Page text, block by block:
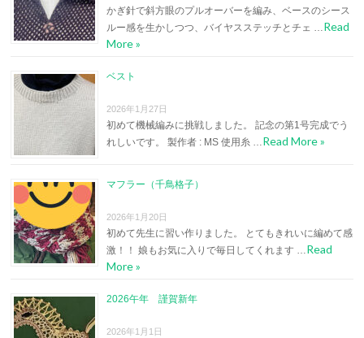
かぎ針で斜方眼のプルオーバーを編み、ベースのシース
ルー感を生かしつつ、バイヤスステッチとチェ … Read
More »
ベスト
2026年1月27日
初めて機械編みに挑戦しました。 記念の第1号完成でう
れしいです。 製作者 : MS 使用糸 … Read More »
マフラー（千鳥格子）
2026年1月20日
初めて先生に習い作りました。 とてもきれいに編めて感
激！！ 娘もお気に入りで毎日してくれます … Read
More »
2026午年 謹賀新年
2026年1月1日